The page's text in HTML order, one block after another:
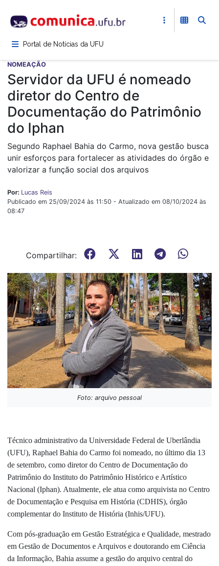
para
conteúdoPortal de Notícias da UFU
NOMEAÇÃO
Servidor da UFU é nomeado
diretor do Centro de
Documentação do Patrimônio
do Iphan
Segundo Raphael Bahia do Carmo, nova gestão busca
unir esforços para fortalecer as atividades do órgão e
valorizar a função social dos arquivos
Por: Lucas Reis
Publicado em 25/09/2024 às 11:50 - Atualizado em 08/10/2024 às
08:47
Compartilhar:
Foto: arquivo pessoal
Técnico administrativo da Universidade Federal de Uberlândia
(UFU), Raphael Bahia do Carmo foi nomeado, no último dia 13
de setembro, como diretor do Centro de Documentação do
Patrimônio do Instituto do Patrimônio Histórico e Artístico
Nacional (Iphan). Atualmente, ele atua como arquivista no Centro
de Documentação e Pesquisa em História (CDHIS), órgão
complementar do Instituto de História (Inhis/UFU).
Com pós-graduação em Gestão Estratégica e Qualidade, mestrado
em Gestão de Documentos e Arquivos e doutorando em Ciência
da Informação, Bahia assume a gestão do arquivo central do